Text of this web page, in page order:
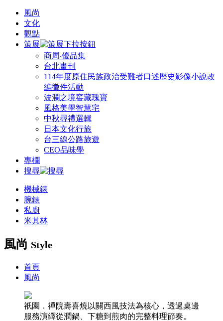
風尚
文化
觀點
策展
商周‧優品集
台北畫刊
114年度原住民族政治受難者口述歷史影像小說改
編徵件活動
波瀾之境窖藏瑰寶
風格美學智慧宅
中秋尋禮選輯
日本文化行旅
台三線公路旅遊
CEO品味學
專欄
搜尋
機械錶
腕錶
私廚
米其林
風尚 Style
首頁
風尚
祇園．禪院壽喜燒以關西風技法為核心，透過桌邊
服務演繹從潤鍋、下糖到煎肉的完整料理節奏。